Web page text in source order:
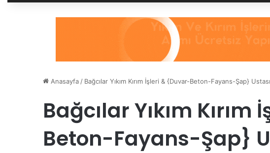
Anasayfa / Bağcılar Yıkım Kırım İşleri & {Duvar-Beton-Fayans-Şap} Ustası
Bağcılar Yıkım
Beton-Fayans-Şap}